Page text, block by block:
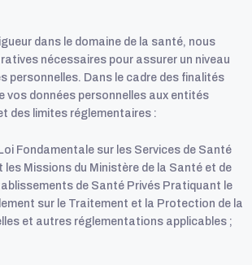
dans le domaine de la santé, nous
nécessaires pour assurer un niveau
personnelles. Dans le cadre des finalités
données personnelles aux entités
des limites réglementaires :
Fondamentale sur les Services de Santé
les Missions du Ministère de la Santé et de
de Santé Privés Pratiquant le
sur le Traitement et la Protection de la
et autres réglementations applicables ;